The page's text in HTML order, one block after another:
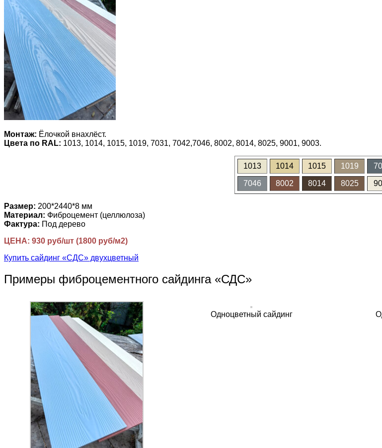
Монтаж: Ёлочкой внахлёст.
Цвета по RAL: 1013, 1014, 1015, 1019, 7031, 7042,7046, 8002, 8014, 8025, 9001, 9003.
1013 1014 1015 1019
7046 8002 8014 8025
Размер: 200*2440*8 мм
Материал: Фиброцемент (целлюлоза)
Фактура: Под дерево
ЦЕНА: 930 руб/шт (1800 руб/м2)
Купить сайдинг «СДС» двухцветный
Примеры фиброцементного сайдинга «СДС»
Одноцветный сайдинг